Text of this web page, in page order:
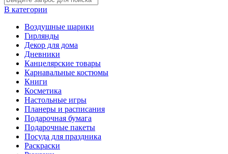
В категории
Воздушные шарики
Гирлянды
Декор для дома
Дневники
Канцелярские товары
Карнавальные костюмы
Книги
Косметика
Настольные игры
Планеры и расписания
Подарочная бумага
Подарочные пакеты
Посуда для праздника
Раскраски